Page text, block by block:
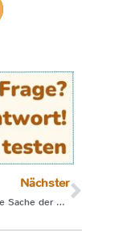
Nächster
Die natürlichste Sache der Welt?